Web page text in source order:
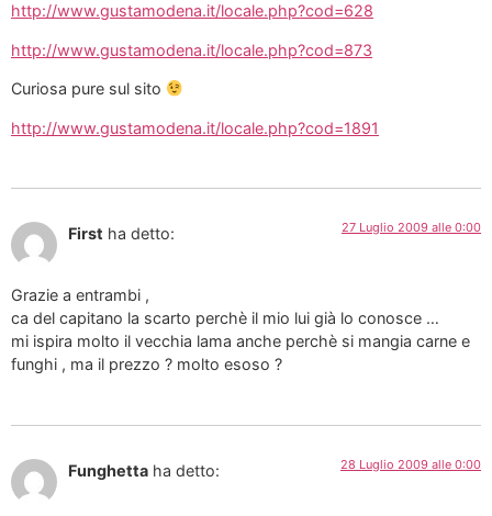
http://www.gustamodena.it/locale.php?cod=628
http://www.gustamodena.it/locale.php?cod=873
Curiosa pure sul sito
http://www.gustamodena.it/locale.php?cod=1891
First ha detto: 27 Luglio 2009 alle 0:00
Grazie a entrambi ,
ca del capitano la scarto perchè il mio lui già lo conosce …
mi ispira molto il vecchia lama anche perchè si mangia carne e
funghi , ma il prezzo ? molto esoso ?
Funghetta ha detto: 28 Luglio 2009 alle 0:00